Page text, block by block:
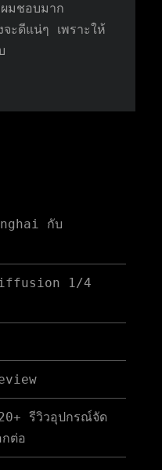
มชอบมาก
ะดีแน่ๆ เพราะให้
กับ
1/4
รีวิวอุปกรณ์จัด
ต่อ